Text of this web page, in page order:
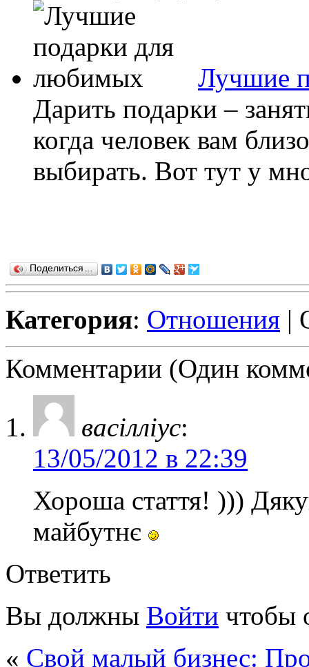
Лучшие
Дарить подарки –
когда человек вам
выбирать. Вот тут у
Поделиться…
Категория: Отношения |
Комментарии (Один
васілліус:
13/05/2012 в 22:39
Хороша стаття! )))
майбутнє
Ответить
Вы должны Войти чтобы
« Свой малый бизнес: